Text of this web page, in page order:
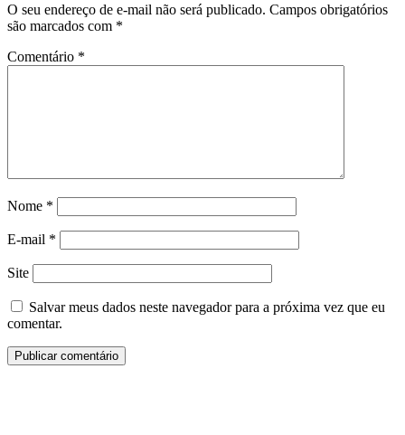
O seu endereço de e-mail não será publicado. Campos obrigatórios
são marcados com *
Comentário *
Nome *
E-mail *
Site
Salvar meus dados neste navegador para a próxima vez que eu
comentar.